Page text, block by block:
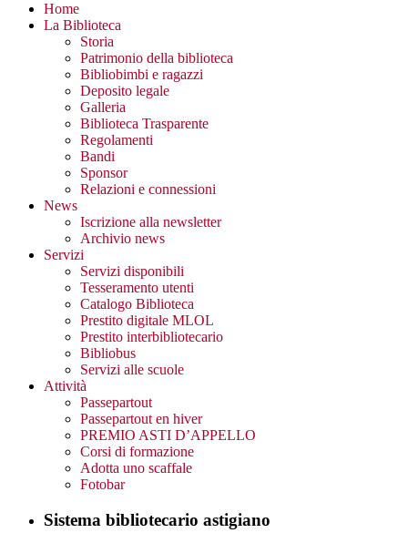
Home
La Biblioteca
Storia
Patrimonio della biblioteca
Bibliobimbi e ragazzi
Deposito legale
Galleria
Biblioteca Trasparente
Regolamenti
Bandi
Sponsor
Relazioni e connessioni
News
Iscrizione alla newsletter
Archivio news
Servizi
Servizi disponibili
Tesseramento utenti
Catalogo Biblioteca
Prestito digitale MLOL
Prestito interbibliotecario
Bibliobus
Servizi alle scuole
Attività
Passepartout
Passepartout en hiver
PREMIO ASTI D’APPELLO
Corsi di formazione
Adotta uno scaffale
Fotobar
Sistema bibliotecario astigiano